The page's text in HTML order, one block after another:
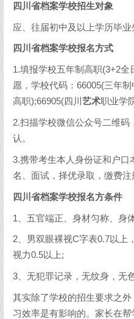
四川省档案学校招生对象
应、往届初中及以上学历毕
四川省档案学校报名方式
1.填报学校五年制高职(3+2
愿，学校代码：66005(三年
高职);66905(四川 艺术职业学
2.扫描学校微信公众号二维
认。
3.携带考生本人身份证和户口
名、面试，择优录取，缴费注
四川省档案学校报名方条件
1、五官端正、身材匀称、身
2、男双眼裸视C字表0.7以上
视力0.5以上;
3、无犯罪记录，无纹身，无色
其实除了学校的招生要求之
习效率是有影响的。家长在